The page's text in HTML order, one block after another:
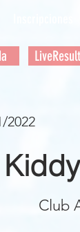
2022
Club